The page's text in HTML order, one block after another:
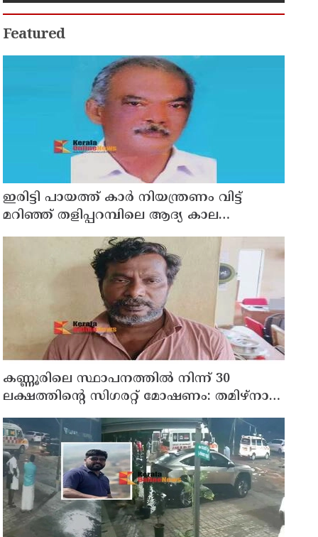
Featured
ഇരിട്ടി പായത്ത് കാർ നിയന്ത്രണം വിട്ട്
മറിഞ്ഞ് തളിപ്പറമ്പിലെ ആദ്യ കാല
കോണ്‍ഗ്രസ് നേതാവ് മരിച്ചു
കണ്ണൂരിലെ സ്ഥാപനത്തിൽ നിന്ന് 30
ലക്ഷത്തിന്റെ സിഗരറ്റ് മോഷണം: തമിഴ്‌നാട്
സ്വദേശിയായ സെയിൽസ്മാൻ
തെങ്കാശിയിൽ പിടിയിൽ